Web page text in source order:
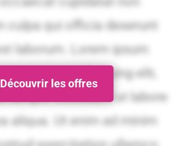
Découvrir les offres